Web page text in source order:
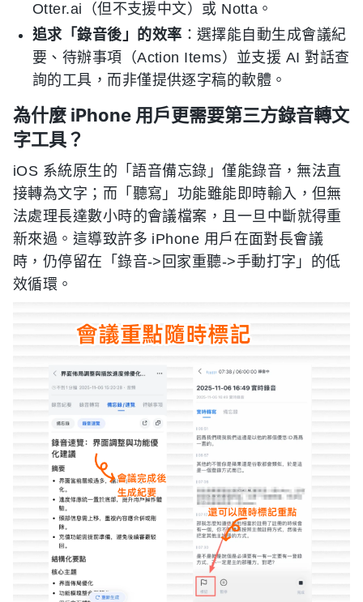
Otter.ai（但不支援中文）或 Notta。
追求「錄音後」的效率 ：選擇能自動生成會議紀
要、待辦事項（Action Items）並支援 AI 對話查
詢的工具，而非僅提供逐字稿的軟體。
為什麼 iPhone 用戶更需要第三方錄音轉文
字工具？
iOS 系統原生的「語音備忘錄」僅能錄音，無法直
接轉為文字；而「聽寫」功能雖能即時輸入，但無
法處理長達數小時的會議檔案，且一旦中斷就得重
新來過。這導致許多 iPhone 用戶在面對長會議
時，仍停留在「錄音->回家重聽->手動打字」的低
效循環。